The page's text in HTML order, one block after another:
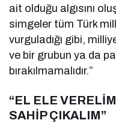
ait olduğu algısını
simgeler tüm Türk
vurguladığı gibi,
ve bir grubun ya da
bırakılmamalıdır.”
“EL ELE
SAHİP ÇIKALIM”